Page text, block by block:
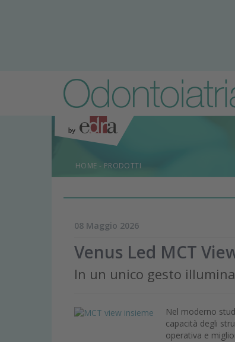
HOME - PRODOTTI
08 Maggio 2026
Venus Led MCT
In un unico gesto
Nel moderno
capacità degli
operativa e